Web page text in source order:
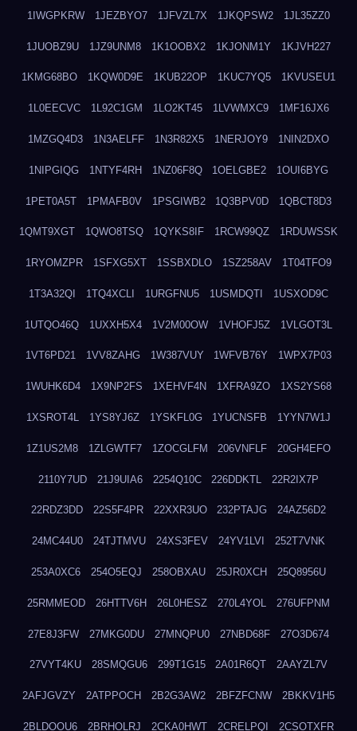
1IWGPKRW 1JEZBYO7 1JFVZL7X 1JKQPSW2 1JL35ZZ0
1JUOBZ9U 1JZ9UNM8 1K1OOBX2 1KJONM1Y 1KJVH227
1KMG68BO 1KQW0D9E 1KUB22OP 1KUC7YQ5 1KVUSEU1
1L0EECVC 1L92C1GM 1LO2KT45 1LVWMXC9 1MF16JX6
1MZGQ4D3 1N3AELFF 1N3R82X5 1NERJOY9 1NIN2DXO
1NIPGIQG 1NTYF4RH 1NZ06F8Q 1OELGBE2 1OUI6BYG
1PET0A5T 1PMAFB0V 1PSGIWB2 1Q3BPV0D 1QBCT8D3
1QMT9XGT 1QWO8TSQ 1QYKS8IF 1RCW99QZ 1RDUWSSK
1RYOMZPR 1SFXG5XT 1SSBXDLO 1SZ258AV 1T04TFO9
1T3A32QI 1TQ4XCLI 1URGFNU5 1USMDQTI 1USXOD9C
1UTQO46Q 1UXXH5X4 1V2M00OW 1VHOFJ5Z 1VLGOT3L
1VT6PD21 1VV8ZAHG 1W387VUY 1WFVB76Y 1WPX7P03
1WUHK6D4 1X9NP2FS 1XEHVF4N 1XFRA9ZO 1XS2YS68
1XSROT4L 1YS8YJ6Z 1YSKFL0G 1YUCNSFB 1YYN7W1J
1Z1US2M8 1ZLGWTF7 1ZOCGLFM 206VNFLF 20GH4EFO
2110Y7UD 21J9UIA6 2254Q10C 226DDKTL 22R2IX7P
22RDZ3DD 22S5F4PR 22XXR3UO 232PTAJG 24AZ56D2
24MC44U0 24TJTMVU 24XS3FEV 24YV1LVI 252T7VNK
253A0XC6 254O5EQJ 258OBXAU 25JR0XCH 25Q8956U
25RMMEOD 26HTTV6H 26L0HESZ 270L4YOL 276UFPNM
27E8J3FW 27MKG0DU 27MNQPU0 27NBD68F 27O3D674
27VYT4KU 28SMQGU6 299T1G15 2A01R6QT 2AAYZL7V
2AFJGVZY 2ATPPOCH 2B2G3AW2 2BFZFCNW 2BKKV1H5
2BLDOOU6 2BRHOLRJ 2CKA0HWT 2CRELPQI 2CSOTXFR